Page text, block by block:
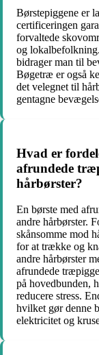
Børstepiggene er
certificeringen
forvaltede
og
bidrager man til
Bøgetræ er også
det velegnet til
gentagne
Hvad er
afrundede
hårbørster?
En børste med
andre hårbørster.
skånsomme mod
for at trække og
andre hårbørster
afrundede
på hovedbunden,
reducere stress.
hvilket gør denne
elektricitet og